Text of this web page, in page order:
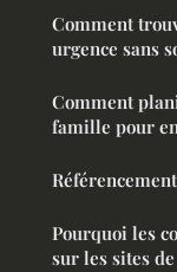
Comment
urgence sans
Comment
famille pour
Pourquoi les
sur les sites